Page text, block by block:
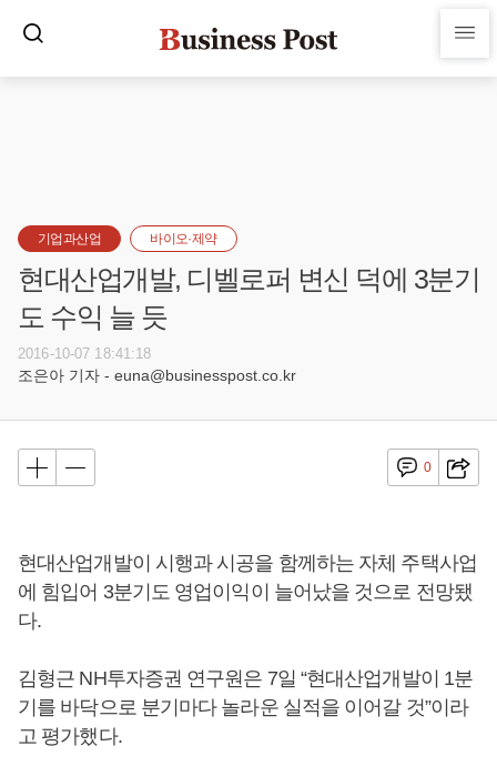
기업과산업 바이오·제약
현대산업개발, 디벨로퍼 변신 덕에 3분기
도 수익 늘 듯
2016-10-07 18:41:18
조은아 기자 - euna@businesspost.co.kr
0
현대산업개발이 시행과 시공을 함께하는 자체 주택사업
에 힘입어 3분기도 영업이익이 늘어났을 것으로 전망됐
다.
김형근 NH투자증권 연구원은 7일 “현대산업개발이 1분
기를 바닥으로 분기마다 놀라운 실적을 이어갈 것”이라
고 평가했다.